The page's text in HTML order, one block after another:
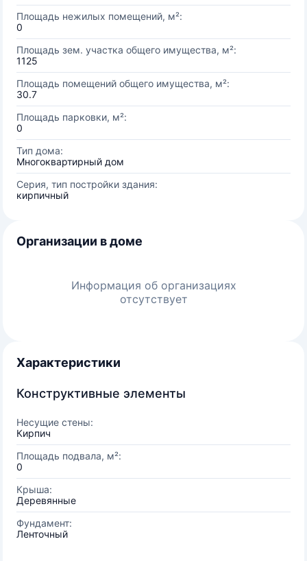
Площадь нежилых помещений, м²:
0
Площадь зем. участка общего имущества, м²:
1125
Площадь помещений общего имущества, м²:
30.7
Площадь парковки, м²:
0
Тип дома:
Многоквартирный дом
Серия, тип постройки здания:
кирпичный
Организации в доме
Информация об организациях
отсутствует
Характеристики
Конструктивные элементы
Несущие стены:
Кирпич
Площадь подвала, м²:
0
Крыша:
Деревянные
Фундамент:
Ленточный